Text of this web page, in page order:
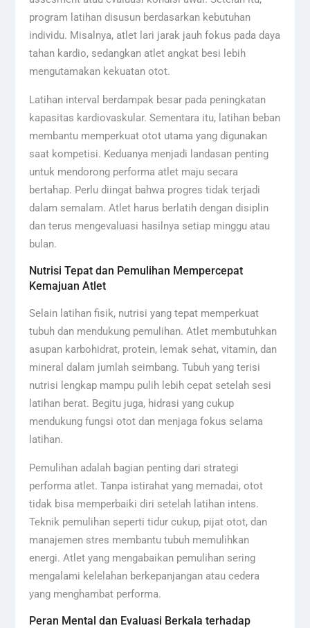
program latihan disusun berdasarkan kebutuhan
individu. Misalnya, atlet lari jarak jauh fokus pada daya
tahan kardio, sedangkan atlet angkat besi lebih
mengutamakan kekuatan otot.
Latihan interval berdampak besar pada peningkatan
kapasitas kardiovaskular. Sementara itu, latihan beban
membantu memperkuat otot utama yang digunakan
saat kompetisi. Keduanya menjadi landasan penting
untuk mendorong performa atlet maju secara
bertahap. Perlu diingat bahwa progres tidak terjadi
dalam semalam. Atlet harus berlatih dengan disiplin
dan terus mengevaluasi hasilnya setiap minggu atau
bulan.
Nutrisi Tepat dan Pemulihan Mempercepat
Kemajuan Atlet
Selain latihan fisik, nutrisi yang tepat memperkuat
tubuh dan mendukung pemulihan. Atlet membutuhkan
asupan karbohidrat, protein, lemak sehat, vitamin, dan
mineral dalam jumlah seimbang. Tubuh yang terisi
nutrisi lengkap mampu pulih lebih cepat setelah sesi
latihan berat. Begitu juga, hidrasi yang cukup
mendukung fungsi otot dan menjaga fokus selama
latihan.
Pemulihan adalah bagian penting dari strategi
performa atlet. Tanpa istirahat yang memadai, otot
tidak bisa memperbaiki diri setelah latihan intens.
Teknik pemulihan seperti tidur cukup, pijat otot, dan
manajemen stres membantu tubuh memulihkan
energi. Atlet yang mengabaikan pemulihan sering
mengalami kelelahan berkepanjangan atau cedera
yang menghambat performa.
Peran Mental dan Evaluasi Berkala terhadap